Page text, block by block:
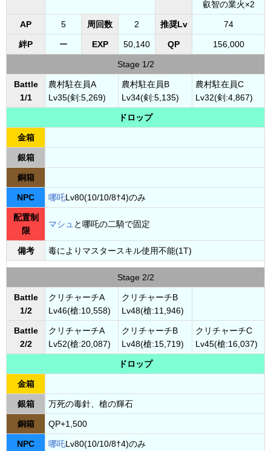
叡智の業火×2
AP 5 周回数 2 推奨Lv 74
絆P ー EXP 50,140 QP 156,000
Stage 1/2
Battle
1/1
農村駐在員A
Lv35(剣:5,269)
農村駐在員B
Lv34(剣:5,135)
農村駐在員C
Lv32(剣:4,867)
ドロップ
金箱
銀箱
銅箱
NPC 哪吒Lv80(10/10/8†4)のみ
配置制
限
マシュ と哪吒の二騎で固定
備考 毒によりマスタースキル使用不能(1T)
Stage 2/2
Battle
1/2
クリチャーチA
Lv46(槍:10,558)
クリチャーチB
Lv48(槍:11,946)
Battle
2/2
クリチャーチA
Lv52(槍:20,087)
クリチャーチB
Lv48(槍:15,719)
クリチャーチC
Lv45(槍:16,037)
ドロップ
金箱
銀箱 万死の毒針、槍の輝石
銅箱 QP+1,500
NPC 哪吒Lv80(10/10/8†4)のみ